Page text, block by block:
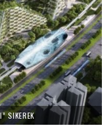
SIKEREK